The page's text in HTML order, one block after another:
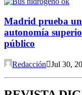
Madrid prueba un
autonomía
público
Redacción Jul 30,